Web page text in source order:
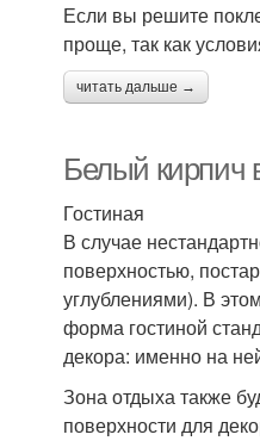
Если вы решите
проще, так как
читать дальше →
Белый кирпич
Гостиная
В случае
поверхностью,
углублениями). В
форма гостиной
декора: именно на
Зона отдыха также
поверхности для